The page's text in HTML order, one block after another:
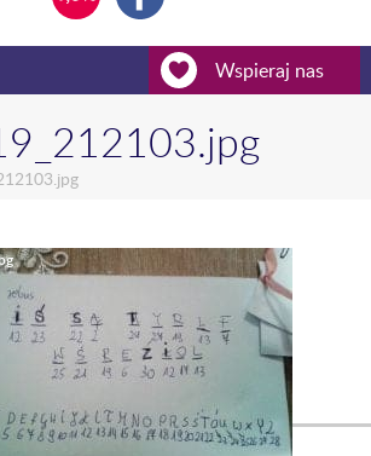
Wspieraj nas